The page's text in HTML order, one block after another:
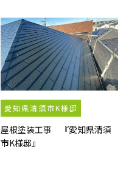
愛知県清須市K様邸
屋根塗装工事 『愛知県清須
市K様邸』